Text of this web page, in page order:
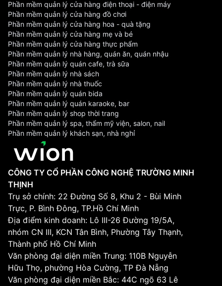
Phần mềm quản lý cửa hàng điện thoại - điện máy
Phần mềm quản lý cửa hàng đồ chơi
Phần mềm quản lý cửa hàng hoa - quà tặng
Phần mềm quản lý cửa hàng mẹ và bé
Phần mềm quản lý cửa hàng thực phẩm
Phần mềm quản lý nhà hàng, quán ăn, quán nhậu
Phần mềm quản lý quán cafe, trà sữa
Phần mềm quản lý nhà sách
Phần mềm quản lý nhà thuốc
Phần mềm quản lý quán bida
Phần mềm quản lý quán karaoke, bar
Phần mềm quản lý shop thời trang
Phần mềm quản lý spa, thẩm mỹ viện, salon, nail
Phần mềm quản lý khách sạn, nhà nghỉ
CÔNG TY CỔ PHẦN CÔNG NGHỆ TRƯỜNG MINH
THỊNH
Trụ sở chính: 22 Đường Số 8, Khu 2 - Bùi Minh
Trực, P. Bình Đông, TP.Hồ Chí Minh
Địa điểm kinh doanh: Lô III-26 Đường 19/5A,
nhóm CN III, KCN Tân Bình, Phường Tây Thạnh,
Thành phố Hồ Chí Minh
Văn phòng đại diện miền Trung: 110B Nguyễn
Hữu Thọ, phường Hòa Cường, TP Đà Nẵng
Văn phòng đại diện miền Bắc: 44C ngõ 63 Lê